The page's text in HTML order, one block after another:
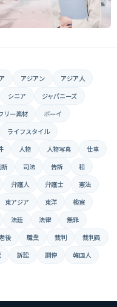
アジアン
アジア人
シニア
ジャパニーズ
リー素材
ボーイ
ライフスタイル
人物 人物写真
仕事
断 司法 告訴
和
弁護人 弁護士
憲法
東アジア 東洋
検察
法廷 法律
無罪
後 職業 裁判
裁判員
訴訟 調停
韓国人